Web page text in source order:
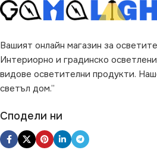
Винтидж
Вашият онлайн магазин за
Интериорно и градинско
видове осветителни продукти.
светъл дом.”
Сподели ни